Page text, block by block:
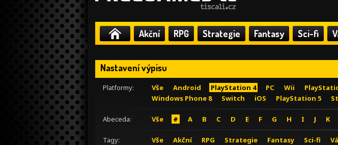
Akční RPG Strategie Fantasy Sci-fi
Nastavení výpisu
Platformy: Vše Android PlayStation 4 PC Wii
Windows Phone 8
Switch iOS PlayStation 5
Abeceda: Vše # A B C D E F G H I J K
Tagy: Vše Akční RPG Strategie Fantasy Sci-fi